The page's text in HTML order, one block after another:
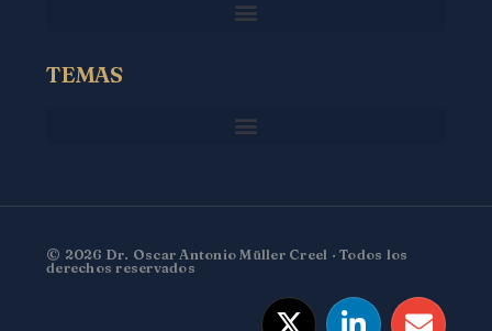
TEMAS
© 2026 Dr. Oscar Antonio Müller Creel · Todos los
derechos reservados